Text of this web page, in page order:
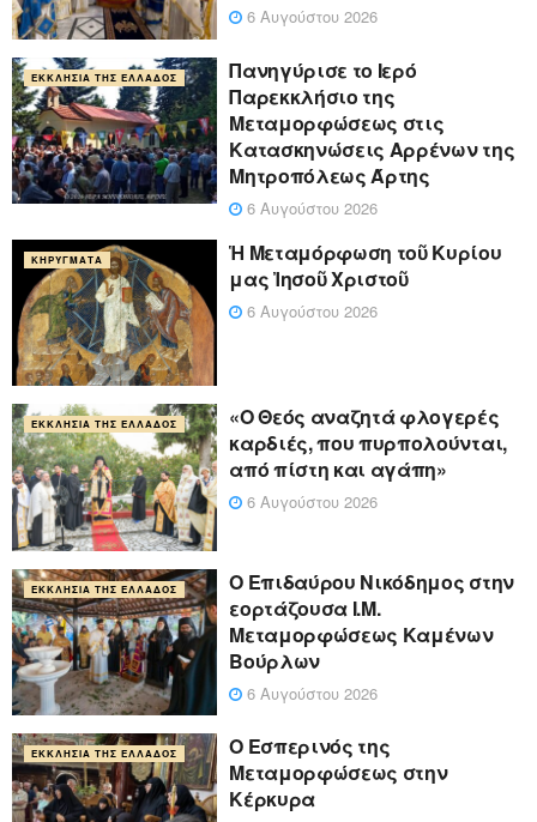
6 Αυγούστου 2026
ΕΚΚΛΗΣΊΑ ΤΗΣ ΕΛΛΆΔΟΣ
Πανηγύρισε το Ιερό
Παρεκκλήσιο της
Μεταμορφώσεως στις
Κατασκηνώσεις Αρρένων της
Μητροπόλεως Άρτης
6 Αυγούστου 2026
ΚΗΡΎΓΜΑΤΑ
Ἡ Μεταμόρφωση τοῦ Κυρίου
μας Ἰησοῦ Χριστοῦ
6 Αυγούστου 2026
ΕΚΚΛΗΣΊΑ ΤΗΣ ΕΛΛΆΔΟΣ
«Ο Θεός αναζητά φλογερές
καρδιές, που πυρπολούνται,
από πίστη και αγάπη»
6 Αυγούστου 2026
ΕΚΚΛΗΣΊΑ ΤΗΣ ΕΛΛΆΔΟΣ
Ο Επιδαύρου Νικόδημος στην
εορτάζουσα Ι.Μ.
Μεταμορφώσεως Καμένων
Βούρλων
6 Αυγούστου 2026
ΕΚΚΛΗΣΊΑ ΤΗΣ ΕΛΛΆΔΟΣ
Ο Εσπερινός της
Μεταμορφώσεως στην
Κέρκυρα